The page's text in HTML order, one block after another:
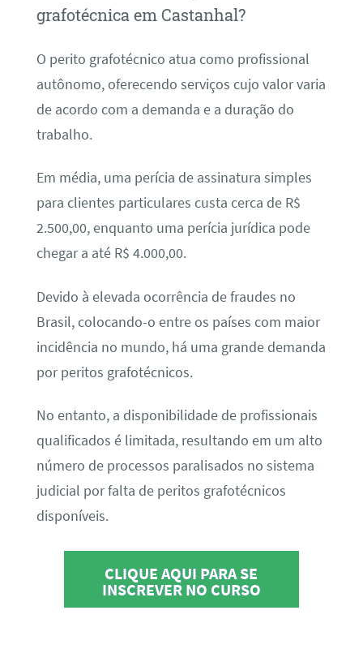
grafotécnica em Castanhal?
O perito grafotécnico atua como profissional
autônomo, oferecendo serviços cujo valor varia
de acordo com a demanda e a duração do
trabalho.
Em média, uma perícia de assinatura simples
para clientes particulares custa cerca de R$
2.500,00, enquanto uma perícia jurídica pode
chegar a até R$ 4.000,00.
Devido à elevada ocorrência de fraudes no
Brasil, colocando-o entre os países com maior
incidência no mundo, há uma grande demanda
por peritos grafotécnicos.
No entanto, a disponibilidade de profissionais
qualificados é limitada, resultando em um alto
número de processos paralisados no sistema
judicial por falta de peritos grafotécnicos
disponíveis.
CLIQUE AQUI PARA SE
INSCREVER NO CURSO